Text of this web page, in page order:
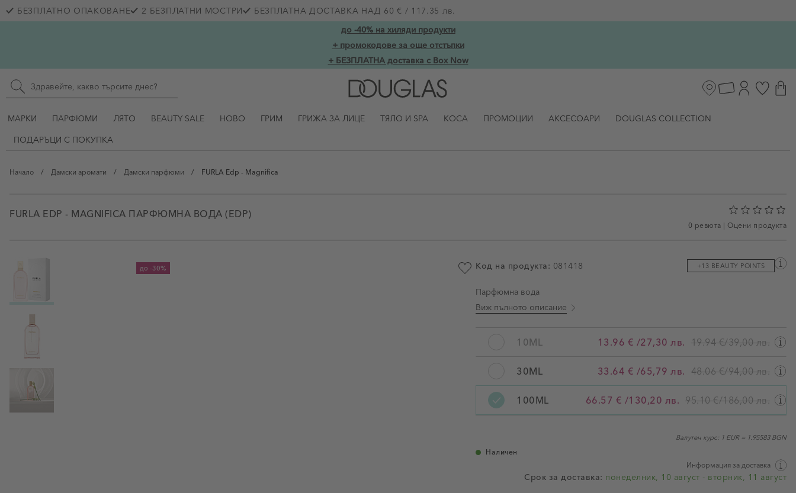
Прескачане към съдържанието
Skip to main content
БЕЗПЛАТНО ОПАКОВАНЕ 2 БЕЗПЛАТНИ МОСТРИ
БЕЗПЛАТНА ДОСТАВКА НАД 60 € / 117.35 лв.
до -40% на хиляди продукти
+ промокодове за още отстъпки
+ БЕЗПЛАТНА доставка с Box Now
Търсене в сайта
МАРКИ ПАРФЮМИ ЛЯТО BEAUTY SALE НОВО ГРИМ ГРИЖА ЗА ЛИЦЕ ТЯЛО И SPA КОСА ПРОМОЦИИ АКСЕСОАРИ
DOUGLAS COLLECTION
ПОДАРЪЦИ С ПОКУПКА
Начало / Дамски аромати / Дамски парфюми / FURLA Edp - Magnifica
FURLA EDP - MAGNIFICA ПАРФЮМНА ВОДА (EDP)
0 ревюта | Оцени продукта
Добави в любими
до -30% Код на продукта: 081418 +13 BEAUTY POINTS
Парфюмна вода
Виж пълното описание
Вместимост 100ML
10ML 13.96 € /27,30 лв. 19.94 €/39,00 лв.
30ML 33.64 € /65,79 лв. 48.06 €/94,00 лв.
100ML 66.57 € /130,20 лв. 95.10 €/186,00 лв.
Валутен курс: 1 EUR = 1.95583 BGN
Наличен
Информация за доставка
Срок за доставка: понеделник, 10 август - вторник, 11 август